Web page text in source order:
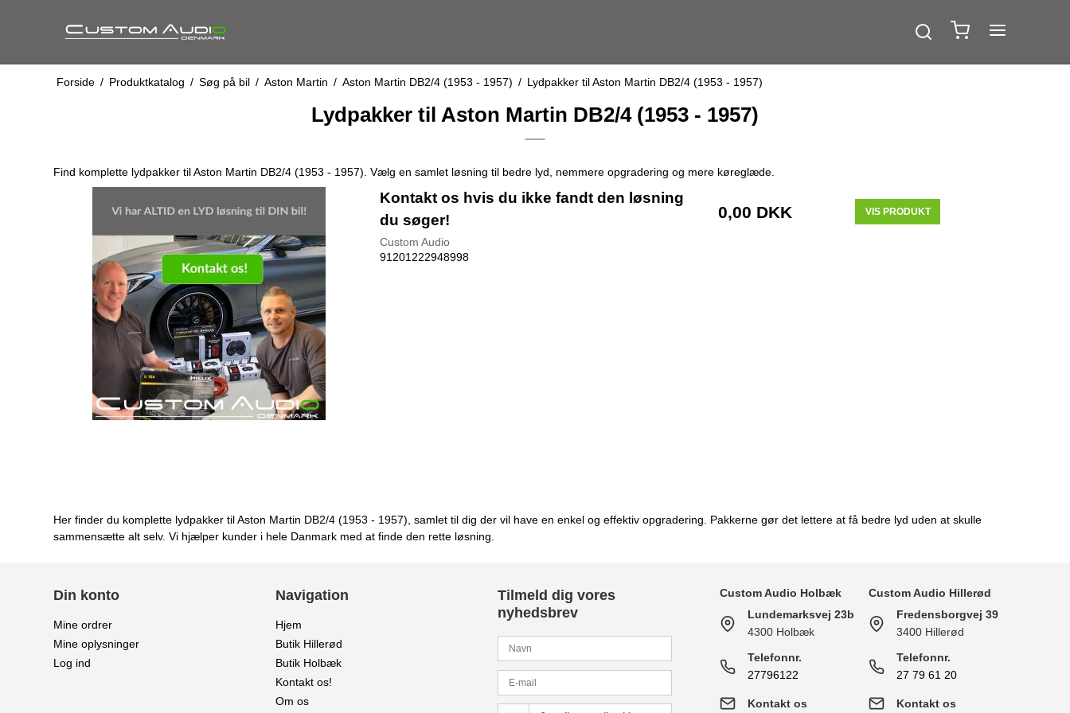
Forside / Produktkatalog / Søg på bil / Aston Martin / Aston Martin DB2/4 (1953 - 1957) / Lydpakker til Aston Martin DB2/4 (1953 - 1957)
Lydpakker til Aston Martin DB2/4 (1953 - 1957)
Find komplette lydpakker til Aston Martin DB2/4 (1953 - 1957). Vælg en samlet løsning til bedre lyd, nemmere opgradering og mere køreglæde.
Kontakt os hvis du ikke fandt den løsning
du søger!
Custom Audio
91201222948998
0,00 DKK VIS PRODUKT
Her finder du komplette lydpakker til Aston Martin DB2/4 (1953 - 1957), samlet til dig der vil have en enkel og effektiv opgradering. Pakkerne gør det lettere at få bedre lyd uden at skulle
sammensætte alt selv. Vi hjælper kunder i hele Danmark med at finde den rette løsning.
Din konto
Mine ordrer
Mine oplysninger
Log ind
Navigation
Hjem
Butik Hillerød
Butik Holbæk
Kontakt os!
Om os
Tilmeld dig vores
nyhedsbrev
Custom Audio Holbæk
Lundemarksvej 23b
4300 Holbæk
Telefonnr.
27796122
Kontakt os
Custom Audio Hillerød
Fredensborgvej 39
3400 Hillerød
Telefonnr.
27 79 61 20
Kontakt os